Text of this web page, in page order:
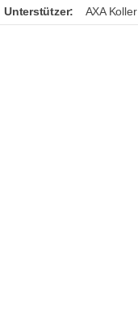
Unterstützer: AXA Koller